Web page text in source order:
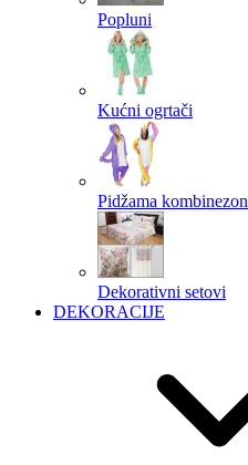
Popluni
Kućni ogrtači
Pidžama kombinezon
Dekorativni setovi
DEKORACIJE